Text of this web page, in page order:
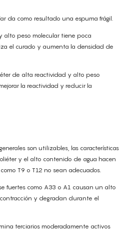
da como resultado una espuma frágil.
alto peso molecular tiene poca
el curado y aumenta la densidad de
de alta reactividad y alto peso
la reactividad y reducir la
son utilizables, las características
y el alto contenido de agua hacen
T9 o T12 no sean adecuados.
fuertes como A33 o A1 causan un alto
y degradan durante el
terciarios moderadamente activos